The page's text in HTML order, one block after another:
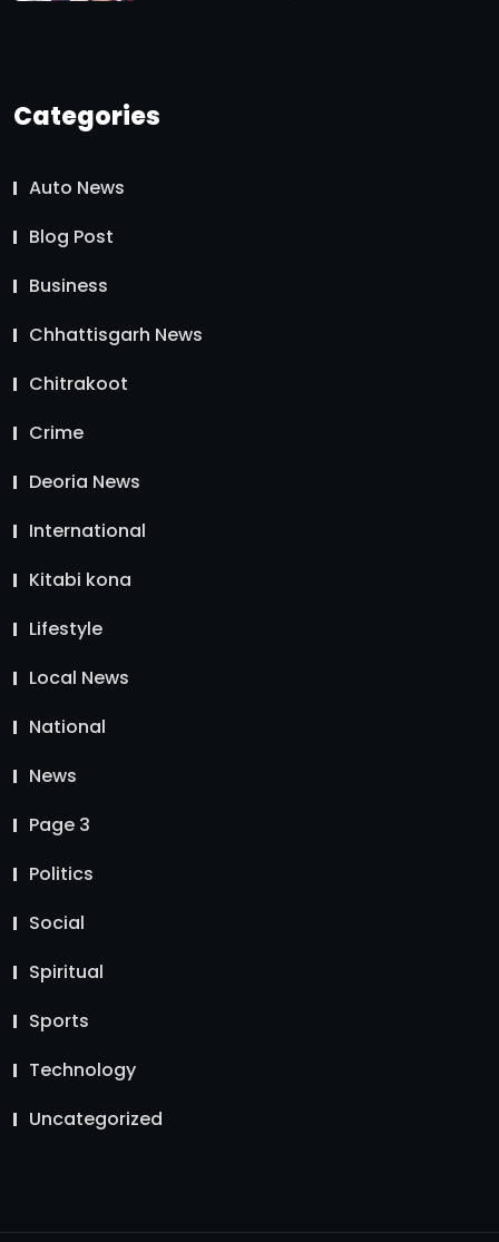
Categories
Auto News
Blog Post
Business
Chhattisgarh News
Chitrakoot
Crime
Deoria News
International
Kitabi kona
Lifestyle
Local News
National
News
Page 3
Politics
Social
Spiritual
Sports
Technology
Uncategorized